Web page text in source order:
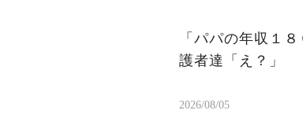
「パパの年収１
護者達「え？」
2026/08/05